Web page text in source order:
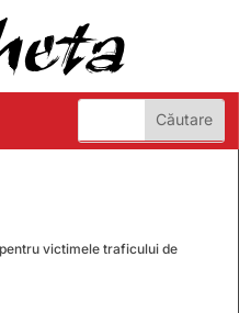
victimele traficului de